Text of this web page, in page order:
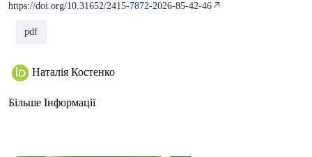
https://doi.org/10.31652/2415-7872-2026-85-42-46
pdf
Наталія Костенко
Більше Інформації